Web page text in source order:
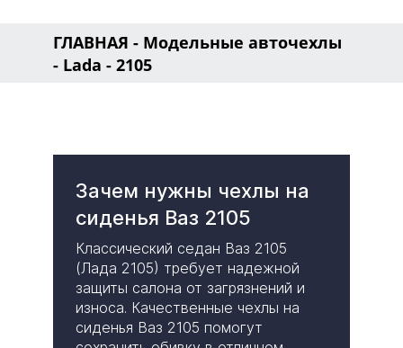
ГЛАВНАЯ - Модельные авточехлы
- Lada - 2105
Зачем нужны чехлы на
сиденья Ваз 2105
Классический седан Ваз 2105
(Лада 2105) требует надежной
защиты салона от загрязнений и
износа. Качественные чехлы на
сиденья Ваз 2105 помогут